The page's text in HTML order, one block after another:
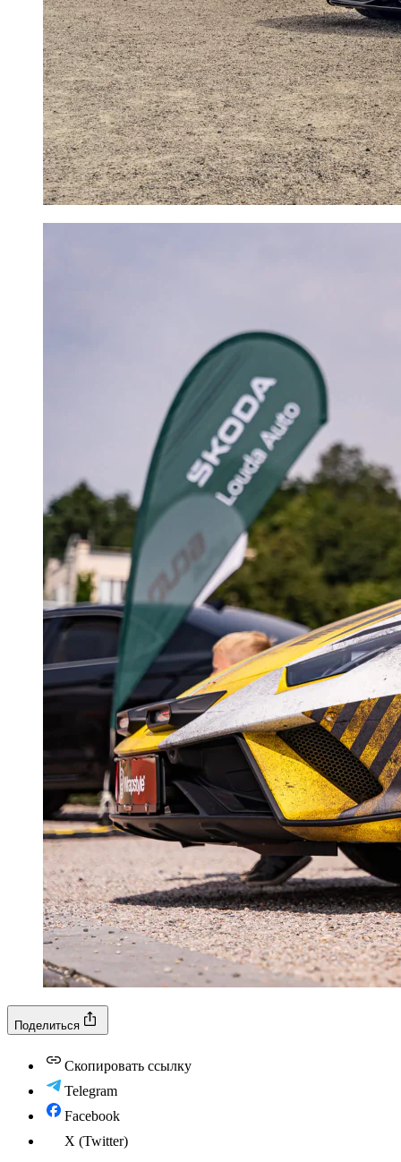
Поделиться
Скопировать ссылку
Telegram
Facebook
X (Twitter)